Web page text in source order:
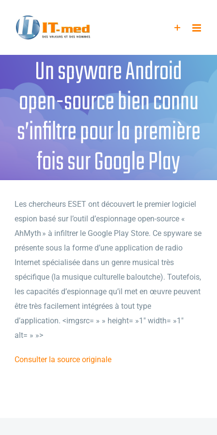
contenu
Un spyware Android
open-source bien connu
s’infiltre pour la première
fois sur Google Play
Les chercheurs ESET ont découvert le premier logiciel
espion basé sur l’outil d’espionnage open-source «
AhMyth » à infiltrer le Google Play Store. Ce spyware se
présente sous la forme d’une application de radio
Internet spécialisée dans un genre musical très
spécifique (la musique culturelle baloutche). Toutefois,
les capacités d’espionnage qu’il met en œuvre peuvent
être très facilement intégrées à tout type
d’application. <imgsrc= » » height= »1″ width= »1″
alt= » »>
Consulter la source originale